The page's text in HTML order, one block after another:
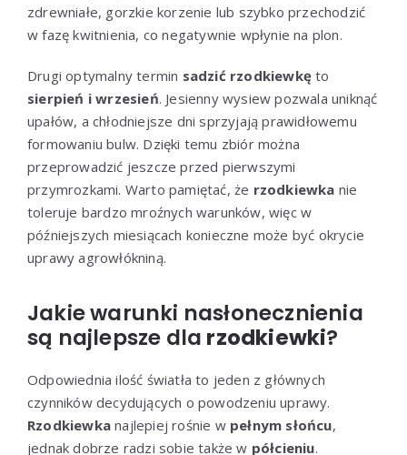
zdrewniałe, gorzkie korzenie lub szybko przechodzić
w fazę kwitnienia, co negatywnie wpłynie na plon.
Drugi optymalny termin sadzić rzodkiewkę to
sierpień i wrzesień. Jesienny wysiew pozwala uniknąć
upałów, a chłodniejsze dni sprzyjają prawidłowemu
formowaniu bulw. Dzięki temu zbiór można
przeprowadzić jeszcze przed pierwszymi
przymrozkami. Warto pamiętać, że rzodkiewka nie
toleruje bardzo mroźnych warunków, więc w
późniejszych miesiącach konieczne może być okrycie
uprawy agrowłókniną.
Jakie warunki nasłonecznienia
są najlepsze dla rzodkiewki?
Odpowiednia ilość światła to jeden z głównych
czynników decydujących o powodzeniu uprawy.
Rzodkiewka najlepiej rośnie w pełnym słońcu,
jednak dobrze radzi sobie także w półcieniu.